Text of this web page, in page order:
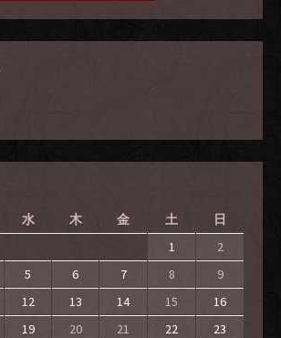
水 木 金 土 日
1
2
5 6 7 8
9
12 13 14 15
16
19 20 21 22
23